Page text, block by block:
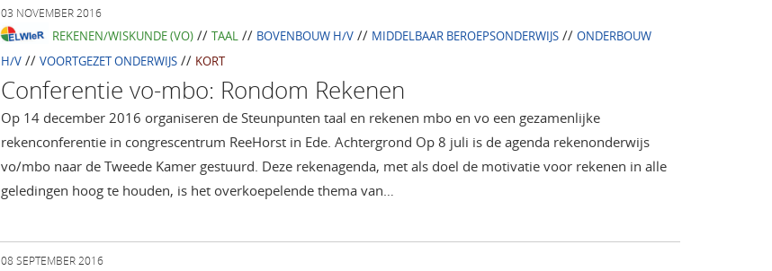
03 NOVEMBER 2016
REKENEN/WISKUNDE (VO) //TAAL // BOVENBOUW H/V // MIDDELBAAR BEROEPSONDERWIJS //ONDERBOUW
H/V // VOORTGEZET ONDERWIJS // KORT
Conferentie vo-mbo: Rondom Rekenen
Op 14 december 2016 organiseren de Steunpunten taal en rekenen mbo en vo een gezamenlijke
rekenconferentie in congrescentrum ReeHorst in Ede. Achtergrond Op 8 juli is de agenda rekenonderwijs
vo/mbo naar de Tweede Kamer gestuurd. Deze rekenagenda, met als doel de motivatie voor rekenen in alle
geledingen hoog te houden, is het overkoepelende thema van…
08 SEPTEMBER 2016